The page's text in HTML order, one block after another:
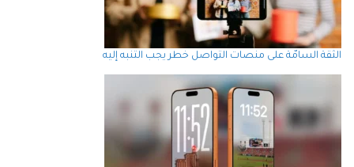
الثقة السامّة على منصات التواصل خطر يجب التنبه إليه